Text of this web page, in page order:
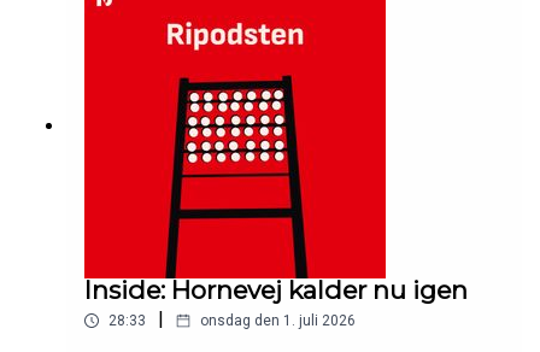
rekordunderskuddet hos Vendsyssel
FF.Medvirkende:Simon Ydesen, journalist,
NordjyskeJens Otto Barsøe, journalist,
NordjyskeSteffen Højer, cheftræner, AaBBenjamin
Tiedemann, anfører AaBMichael Tuxen Boll,
adm.direktør, AaB
Inside: Hornevej kalder nu igen
28:33 | onsdag den 1. juli 2026